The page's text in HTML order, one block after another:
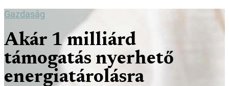
Gazdaság
Akár 1 milliárd
támogatás nyerhető
energiatárolásra